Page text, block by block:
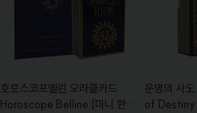
호로스코프벨린 오라클카드
Horoscope Belline [미니 한글
운명의 사
of Destiny